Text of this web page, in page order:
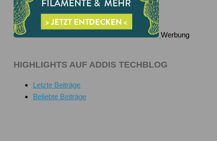
Werbung
HIGHLIGHTS AUF ADDIS TECHBLOG
Letzte Beiträge
Beliebte Beiträge